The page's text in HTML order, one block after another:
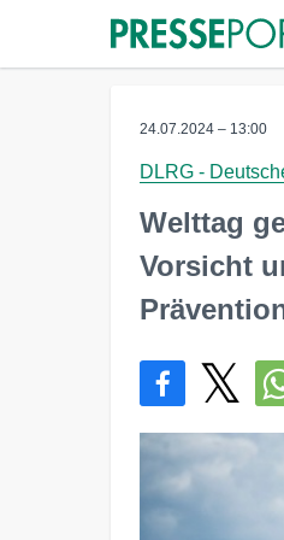
24.07.2024 – 13:00
DLRG -
Welttag
Vorsicht